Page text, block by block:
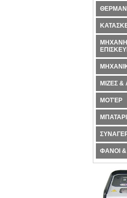
ΜΙΖΕΣ
ΜΟΤΈΡ
ΦΑΝΟΙ &